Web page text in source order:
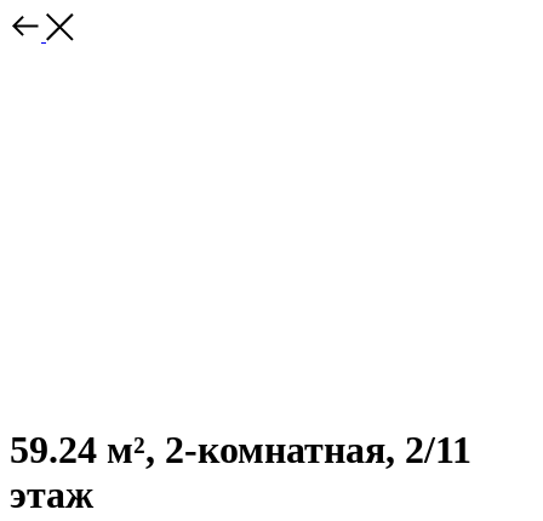
59.24 м², 2-комнатная, 2/11
этаж